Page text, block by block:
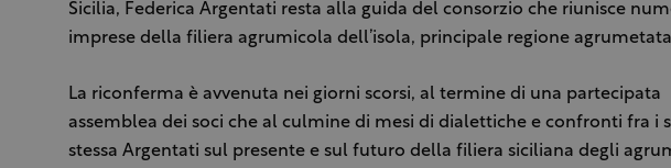
Sicilia, Federica Argentati resta alla guida del consorzio che riunisce
imprese della filiera agrumicola dell’isola, principale regione agrumetata
La riconferma è avvenuta nei giorni scorsi, al termine di una partecipata
assemblea dei soci che al culmine di mesi di dialettiche e confronti fra i
stessa Argentati sul presente e sul futuro della filiera siciliana degli